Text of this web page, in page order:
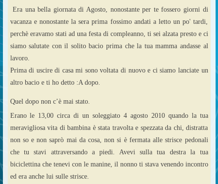
Era una bella giornata di Agosto, nonostante per te fossero giorni di
vacanza e nonostante la sera prima fossimo andati a letto un po' tardi,
perchè eravamo stati ad una festa di compleanno, ti sei alzata presto e ci
siamo salutate con il solito bacio prima che la tua mamma andasse al
lavoro.
Prima di uscire di casa mi sono voltata di nuovo e ci siamo lanciate un
altro bacio e ti ho detto :A dopo.
Quel dopo non c’è mai stato.
Erano le 13,00 circa di un soleggiato 4 agosto 2010 quando la tua
meravigliosa vita di bambina è stata travolta e spezzata da chi, distratta
non so e non saprò mai da cosa, non si è fermata alle strisce pedonali
che tu stavi attraversando a piedi. Avevi sulla tua destra la tua
biciclettina che tenevi con le manine, il nonno ti stava venendo incontro
ed era anche lui sulle strisce.